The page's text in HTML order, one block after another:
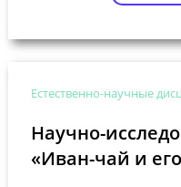
Естественно-научные
Научно-
«Иван-чай и